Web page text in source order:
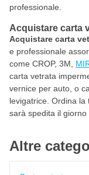
professionale.
Acquistare carta
Acquistare carta
e professionale
come CROP, 3M,
carta vetrata
vernice per auto, o
levigatrice. Ordina
sarà spedita il giorno
Altre